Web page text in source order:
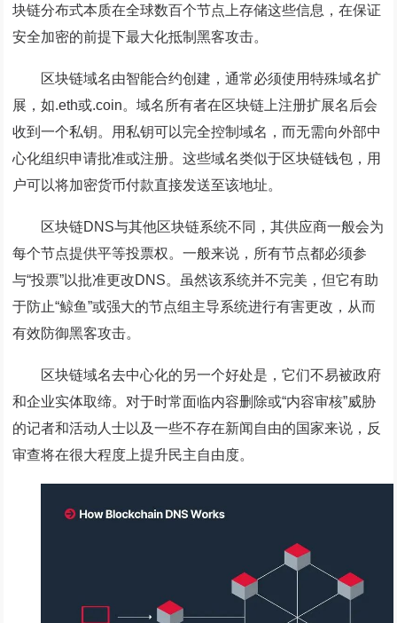
块链分布式本质在全球数百个节点上存储这些信息，在保证
安全加密的前提下最大化抵制黑客攻击。
区块链域名由智能合约创建，通常必须使用特殊域名扩
展，如.eth或.coin。域名所有者在区块链上注册扩展名后会
收到一个私钥。用私钥可以完全控制域名，而无需向外部中
心化组织申请批准或注册。这些域名类似于区块链钱包，用
户可以将加密货币付款直接发送至该地址。
区块链DNS与其他区块链系统不同，其供应商一般会为
每个节点提供平等投票权。一般来说，所有节点都必须参
与“投票”以批准更改DNS。虽然该系统并不完美，但它有助
于防止“鲸鱼”或强大的节点组主导系统进行有害更改，从而
有效防御黑客攻击。
区块链域名去中心化的另一个好处是，它们不易被政府
和企业实体取缔。对于时常面临内容删除或“内容审核”威胁
的记者和活动人士以及一些不存在新闻自由的国家来说，反
审查将在很大程度上提升民主自由度。